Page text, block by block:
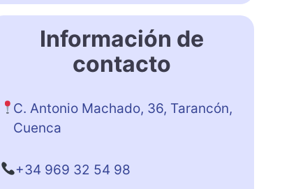
Información de
contacto
C. Antonio Machado, 36, Tarancón,
Cuenca
+34 969 32 54 98